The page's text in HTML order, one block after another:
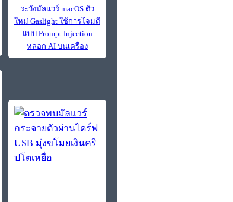
ระวังมัลแวร์ macOS ตัว
ใหม่ Gaslight ใช้การโจมตี
แบบ Prompt Injection
หลอก AI บนเครื่อง